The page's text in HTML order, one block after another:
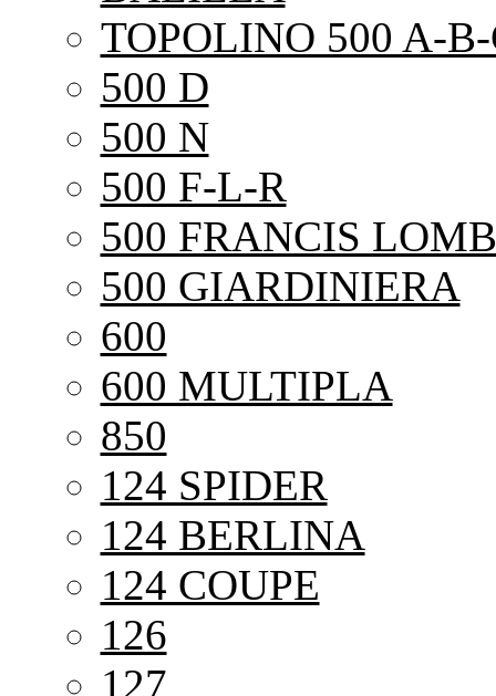
TOPOLINO 500 A-
500 D
500 N
500 F-L-R
500 FRANCIS
500 GIARDINIERA
600
600 MULTIPLA
850
124 SPIDER
124 BERLINA
124 COUPE
126
127